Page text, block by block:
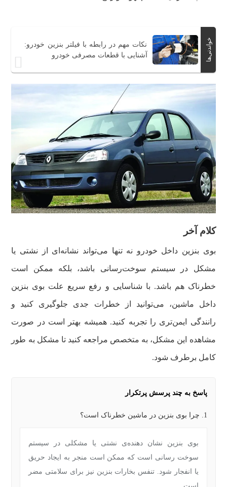
خواندنی‌ها
نکات مهم در رابطه با فیلتر بنزین خودرو:
آشنایی با قطعات مصرفی خودرو
کلام آخر
بوی بنزین داخل خودرو نه تنها می‌تواند نشانه‌ای از نشتی یا
مشکل در سیستم سوخت‌رسانی باشد، بلکه ممکن است
خطرناک هم باشد. با شناسایی و رفع سریع علت بوی بنزین
داخل ماشین، می‌توانید از خطرات جدی جلوگیری کنید و
رانندگی ایمن‌تری را تجربه کنید. همیشه بهتر است در صورت
مشاهده این مشکل، به متخصص مراجعه کنید تا مشکل به طور
کامل برطرف شود.
پاسخ به چند پرسش پرتکرار
1. چرا بوی بنزین در ماشین خطرناک است؟
بوی بنزین نشان‌ دهنده‌ی نشتی یا مشکلی در سیستم
سوخت‌ رسانی است که ممکن است منجر به ایجاد حریق
یا انفجار شود. تنفس بخارات بنزین نیز برای سلامتی مضر